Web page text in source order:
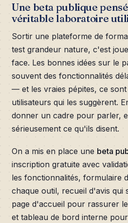
Une beta publique
véritable laboratoire
Sortir une plateforme de
test grandeur nature, c'est
face. Les bonnes idées sur le
souvent des fonctionnalités
— et les vraies pépites, ce
utilisateurs qui les suggèrent.
donner un cadre pour parler,
sérieusement ce qu'ils disent.
On a mis en place une beta
inscription gratuite avec
les fonctionnalités, formulaire
chaque outil, recueil d'avis qui
page d'accueil pour rassurer
et tableau de bord interne